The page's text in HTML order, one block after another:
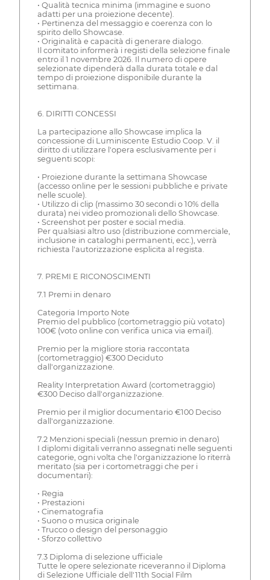
• Qualità tecnica minima (immagine e suono
adatti per una proiezione decente).
• Pertinenza del messaggio e coerenza con lo
spirito dello Showcase.
• Originalità e capacità di generare dialogo.
Il comitato informerà i registi della selezione finale
entro il 1 novembre 2026. Il numero di opere
selezionate dipenderà dalla durata totale e dal
tempo di proiezione disponibile durante la
settimana.
6. DIRITTI CONCESSI
La partecipazione allo Showcase implica la
concessione di Luminiscente Estudio Coop. V. il
diritto di utilizzare l'opera esclusivamente per i
seguenti scopi:
• Proiezione durante la settimana Showcase
(accesso online per le sessioni pubbliche e private
nelle scuole).
• Utilizzo di clip (massimo 30 secondi o 10% della
durata) nei video promozionali dello Showcase.
• Screenshot per poster e social media.
Per qualsiasi altro uso (distribuzione commerciale,
inclusione in cataloghi permanenti, ecc.), verrà
richiesta l'autorizzazione esplicita al regista.
7. PREMI E RICONOSCIMENTI
7.1 Premi in denaro
Categoria Importo Note
Premio del pubblico (cortometraggio più votato)
100€ (voto online con verifica unica via email).
Premio per la migliore storia raccontata
(cortometraggio) €300 Deciduto
dall'organizzazione.
Reality Interpretation Award (cortometraggio)
€300 Deciso dall'organizzazione.
Premio per il miglior documentario €100 Deciso
dall'organizzazione.
7.2 Menzioni speciali (nessun premio in denaro)
I diplomi digitali verranno assegnati nelle seguenti
categorie, ogni volta che l'organizzazione lo riterrà
meritato (sia per i cortometraggi che per i
documentari):
• Regia
• Prestazioni
• Cinematografia
• Suono o musica originale
• Trucco o design del personaggio
• Sforzo collettivo
7.3 Diploma di selezione ufficiale
Tutte le opere selezionate riceveranno il Diploma
di Selezione Ufficiale dell'11th Social Film